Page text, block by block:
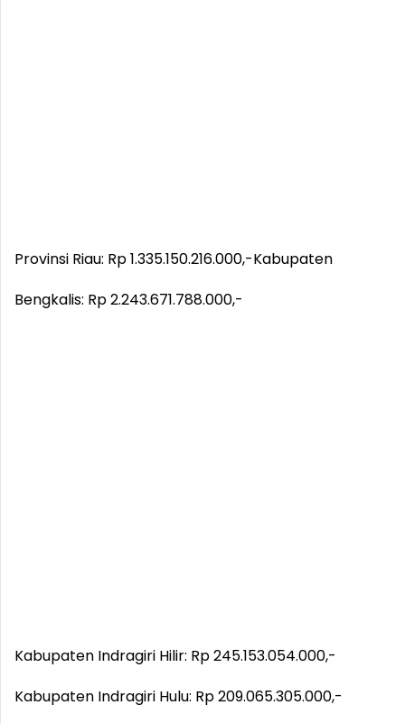
Provinsi Riau: Rp 1.335.150.216.000,-Kabupaten
Bengkalis: Rp 2.243.671.788.000,-
Kabupaten Indragiri Hilir: Rp 245.153.054.000,-
Kabupaten Indragiri Hulu: Rp 209.065.305.000,-